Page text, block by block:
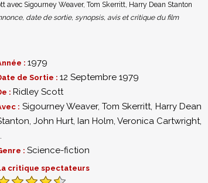
avec Sigourney Weaver, Tom Skerritt, Harry Dean Stanton
date de sortie, synopsis, avis et critique du film
: 1979
de Sortie : 12 Septembre 1979
: Ridley Scott
: Sigourney Weaver,Tom Skerritt, Harry Dean
, John Hurt, Ian Holm, Veronica Cartwright,
: Science-fiction
critique spectateurs